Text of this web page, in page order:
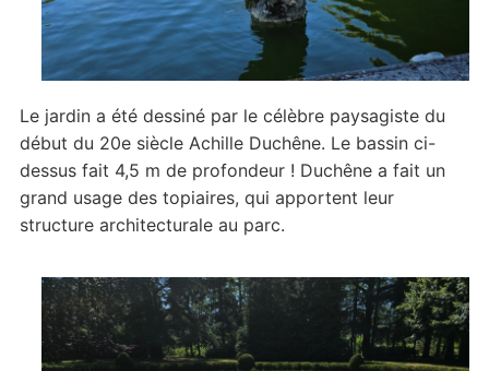
Le jardin a été dessiné par le célèbre paysagiste du
début du 20e siècle Achille Duchêne. Le bassin ci-
dessus fait 4,5 m de profondeur ! Duchêne a fait un
grand usage des topiaires, qui apportent leur
structure architecturale au parc.